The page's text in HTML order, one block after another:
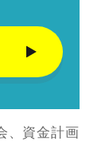
、資金計画